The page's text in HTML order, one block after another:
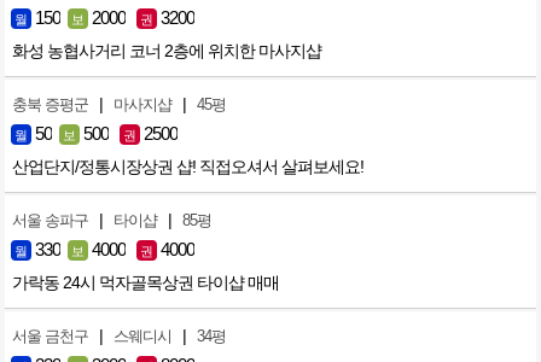
월 150 보 2000 권 3200
화성 농협사거리 코너 2층에 위치한 마사지샵
충북 증평군 | 마사지샵 | 45평
월 50 보 500 권 2500
산업단지/정통시장상권 샵! 직접오셔서 살펴보세요!
서울 송파구 | 타이샵 | 85평
월 330 보 4000 권 4000
가락동 24시 먹자골목상권 타이샵 매매
서울 금천구 | 스웨디시 | 34평